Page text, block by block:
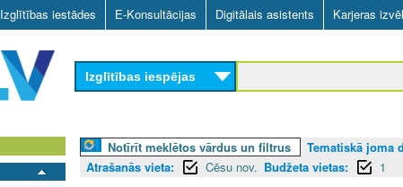
Skip
to
main
content
Izglītības iestādes E-Konsultācijas Digitālais asistents Karjeras
Izglītības iespējas
Notīrīt meklētos vārdus un filtrus Tematiskā joma
Atrašanās vieta:
Cēsu nov. Budžeta vietas: 1